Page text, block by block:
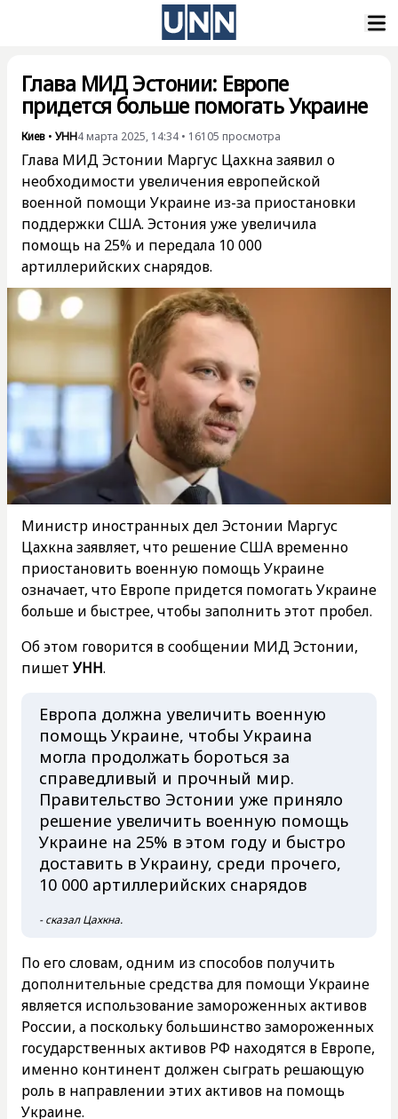
Глава МИД Эстонии: Европе
придется больше помогать Украине
Киев • УНН4 марта 2025, 14:34 • 16105 просмотра
Глава МИД Эстонии Маргус Цахкна заявил о
необходимости увеличения европейской
военной помощи Украине из-за приостановки
поддержки США. Эстония уже увеличила
помощь на 25% и передала 10 000
артиллерийских снарядов.
Министр иностранных дел Эстонии Маргус
Цахкна заявляет, что решение США временно
приостановить военную помощь Украине
означает, что Европе придется помогать Украине
больше и быстрее, чтобы заполнить этот пробел.
Об этом говорится в сообщении МИД Эстонии,
пишетУНН.
Европа должна увеличить военную
помощь Украине, чтобы Украина
могла продолжать бороться за
справедливый и прочный мир.
Правительство Эстонии уже приняло
решение увеличить военную помощь
Украине на 25% в этом году и быстро
доставить в Украину, среди прочего,
10 000 артиллерийских снарядов
- сказал Цахкна.
По его словам, одним из способов получить
дополнительные средства для помощи Украине
является использование замороженных активов
России, а поскольку большинство замороженных
государственных активов РФ находятся в Европе,
именно континент должен сыграть решающую
роль в направлении этих активов на помощь
Украине.